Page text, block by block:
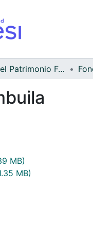
Archivo del Patrimonio Fotográfico y Fílmico del Valle del Cauca
MB)
MB)